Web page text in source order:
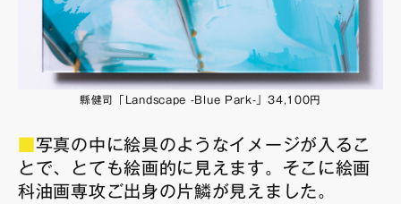
縣健司「Landscape -Blue Park-」34,100円
写真の中に絵具のようなイメージが入るこ
とで、とても絵画的に見えます。そこに絵画
科油画専攻ご出身の片鱗が見えました。